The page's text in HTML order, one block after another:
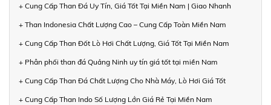
+ Cung Cấp Than Đá Uy Tín, Giá Tốt Tại Miền Nam | Giao Nhanh
+ Than Indonesia Chất Lượng Cao – Cung Cấp Toàn Miền Nam
+ Cung Cấp Than Đốt Lò Hơi Chất Lượng, Giá Tốt Tại Miền Nam
+ Phân phối than đá Quảng Ninh uy tín giá tốt tại miền Nam
+ Cung Cấp Than Đá Chất Lượng Cho Nhà Máy, Lò Hơi Giá Tốt
+ Cung Cấp Than Indo Số Lượng Lớn Giá Rẻ Tại Miền Nam